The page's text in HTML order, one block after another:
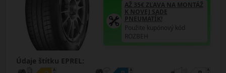
AŽ 35€ ZĽAVA NA MONTÁŽ
K NOVEJ SADE
PNEUMATÍK!
Použite kupónový kód
ROZBEH
Údaje štítku EPREL: